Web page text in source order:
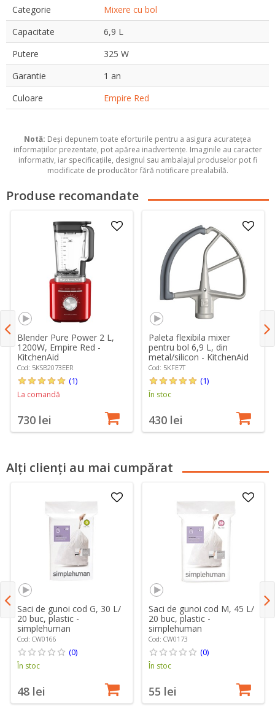
Categorie
Mixere cu bol
Capacitate
6,9 L
Putere
325 W
Garantie
1 an
Culoare
Empire Red
Notă: Deși depunem toate eforturile pentru a asigura acuratețea
informațiilor prezentate, pot apărea inadvertențe. Imaginile au caracter
informativ, iar specificațiile, designul sau ambalajul produselor pot fi
modificate de producător fără notificare prealabilă.
Produse recomandate
Blender Pure Power 2 L,
1200W, Empire Red -
KitchenAid
Cod: 5KSB2073EER
(1)
La comandă
730 lei
Paleta flexibila mixer
pentru bol 6,9 L, din
metal/silicon - KitchenAid
Cod: 5KFE7T
(1)
În stoc
430 lei
Alți clienți au mai cumpărat
Saci de gunoi cod G, 30 L/
20 buc, plastic -
simplehuman
Cod: CW0166
(0)
În stoc
48 lei
Saci de gunoi cod M, 45 L/
20 buc, plastic -
simplehuman
Cod: CW0173
(0)
În stoc
55 lei